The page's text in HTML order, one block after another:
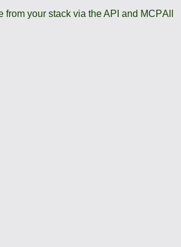
from your stack via the API and MCPAll